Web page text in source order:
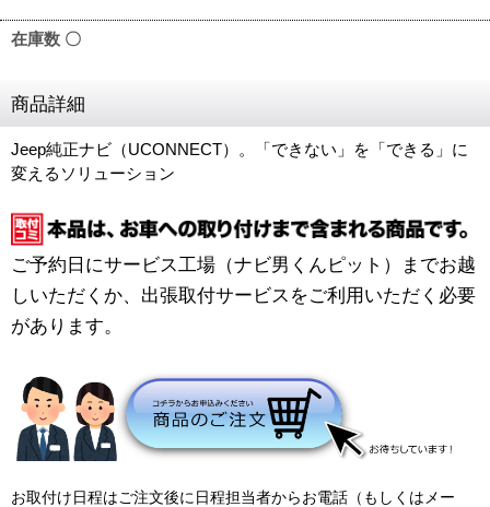
在庫数 〇
商品詳細
Jeep純正ナビ（UCONNECT）。「できない」を「できる」に
変えるソリューション
ご予約日にサービス工場（ナビ男くんピット）までお越
しいただくか、出張取付サービスをご利用いただく必要
があります。
お取付け日程はご注文後に日程担当者からお電話（もしくはメー